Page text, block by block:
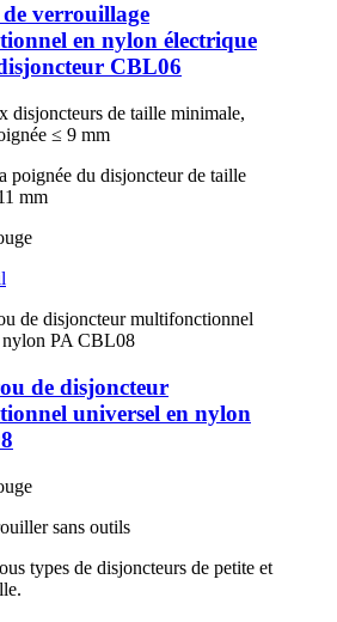
verrouillage
en nylon électrique
CBL06
disjoncteurs de taille minimale,
≤ 9 mm
poignée du disjoncteur de taille
mm
de disjoncteur
universel en nylon
sans outils
types de disjoncteurs de petite et